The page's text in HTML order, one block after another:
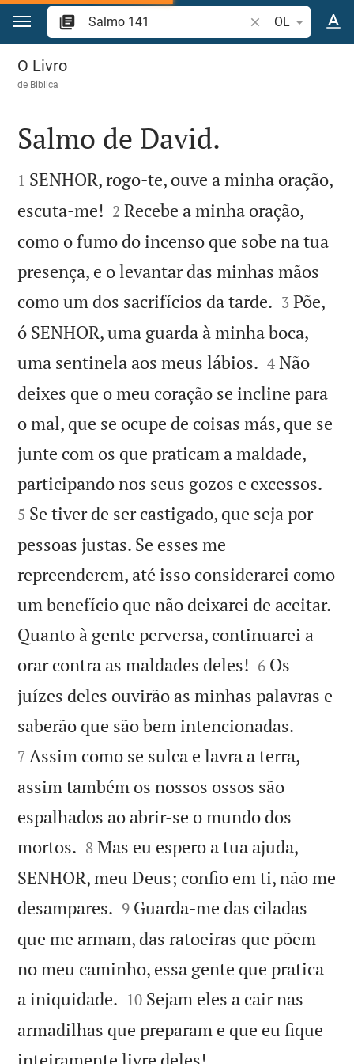
Ir para o conteúdo
Pesquise
OL
Salmo 141
O Livro
de Biblica

Salmo de David.

1 SENHOR, rogo-te, ouve a minha oração,
escuta-me! 

2 Recebe a minha oração,
como o fumo do incenso que sobe na tua
presença, e o levantar das minhas mãos
como um dos sacrifícios da tarde. 

3 Põe,
ó SENHOR, uma guarda à minha boca,
uma sentinela aos meus lábios. 

4 Não
deixes que o meu coração se incline para
o mal, que se ocupe de coisas más, que se
junte com os que praticam a maldade,
participando nos seus gozos e excessos.
5 Se tiver de ser castigado, que seja por
pessoas justas. Se esses me
repreenderem, até isso considerarei como
um benefício que não deixarei de aceitar.
Quanto à gente perversa, continuarei a
orar contra as maldades deles! 

6 Os
juízes deles ouvirão as minhas palavras e
saberão que são bem intencionadas.
7 Assim como se sulca e lavra a terra,
assim também os nossos ossos são
espalhados ao abrir-se o mundo dos
mortos. 

8 Mas eu espero a tua ajuda,
SENHOR, meu Deus; confio em ti, não me
desampares. 

9 Guarda-me das ciladas
que me armam, das ratoeiras que põem
no meu caminho, essa gente que pratica
a iniquidade. 

10 Sejam eles a cair nas
armadilhas que preparam e que eu fique